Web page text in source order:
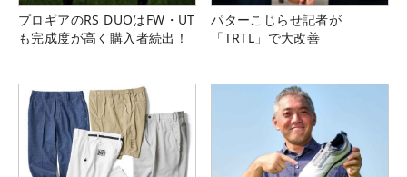
プロギアのRS DUOはFW・UT
も完成度が高く購入者続出！
パターこじらせ記者が
「TRTL」で大改善